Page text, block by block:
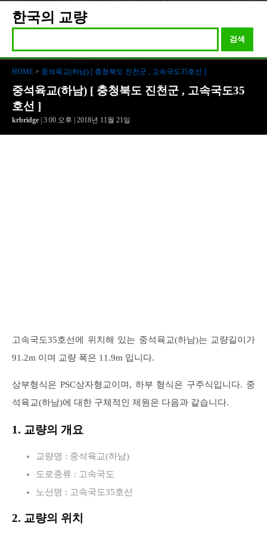
한국의 교량
검색
HOME > 중석육교(하남) [ 충청북도 진천군 , 고속국도35호선 ]
중석육교(하남) [ 충청북도 진천군 , 고속국도35
호선 ]
krbridge | 3:00 오후 | 2018년 11월 21일
고속국도35호선에 위치해 있는 중석육교(하남)는 교량길이가
91.2m 이며 교량 폭은 11.9m 입니다.
상부형식은 PSC상자형교이며, 하부 형식은 구주식입니다. 중
석육교(하남)에 대한 구체적인 제원은 다음과 같습니다.
1. 교량의 개요
교량명 : 중석육교(하남)
도로종류 : 고속국도
노선명 : 고속국도35호선
2. 교량의 위치